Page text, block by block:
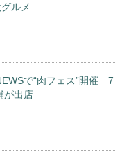
ルメ
で“肉フェス”開催 7
が出店